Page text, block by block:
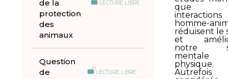
de la
protection
des
animaux
LECTURE LIBRE
Question
de
LECTURE LIBRE
que
interactions
homme-
réduisent le
et
notre
physique.
Autrefois